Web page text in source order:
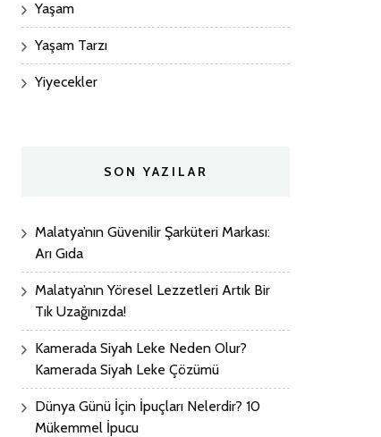
Yaşam
Yaşam Tarzı
Yiyecekler
SON YAZILAR
Malatya’nın Güvenilir Şarküteri Markası:
Arı Gıda
Malatya’nın Yöresel Lezzetleri Artık Bir
Tık Uzağınızda!
Kamerada Siyah Leke Neden Olur?
Kamerada Siyah Leke Çözümü
Dünya Günü İçin İpuçları Nelerdir? 10
Mükemmel İpucu